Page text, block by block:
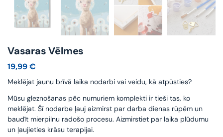
Vasaras Vēlmes
19,99€
Meklējat jaunu brīvā laika nodarbi vai veidu, kā atpūsties?
Mūsu gleznošanas pēc numuriem komplekti ir tieši tas, ko
meklējat. Šī nodarbe ļauj aizmirst par darba dienas rūpēm un
baudīt mierpilnu radošo procesu. Aizmirstiet par laika plūdumu
un ļaujieties krāsu terapijai.